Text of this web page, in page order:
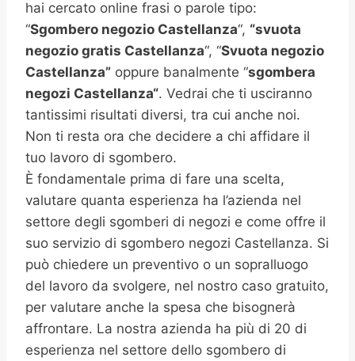
hai cercato online frasi o parole tipo:
“Sgombero negozio Castellanza“, “svuota
negozio gratis Castellanza“, “Svuota negozio
Castellanza” oppure banalmente “sgombera
negozi Castellanza“. Vedrai che ti usciranno
tantissimi risultati diversi, tra cui anche noi.
Non ti resta ora che decidere a chi affidare il
tuo lavoro di sgombero.
È fondamentale prima di fare una scelta,
valutare quanta esperienza ha l’azienda nel
settore degli sgomberi di negozi e come offre il
suo servizio di sgombero negozi Castellanza. Si
può chiedere un preventivo o un sopralluogo
del lavoro da svolgere, nel nostro caso gratuito,
per valutare anche la spesa che bisognerà
affrontare. La nostra azienda ha più di 20 di
esperienza nel settore dello sgombero di